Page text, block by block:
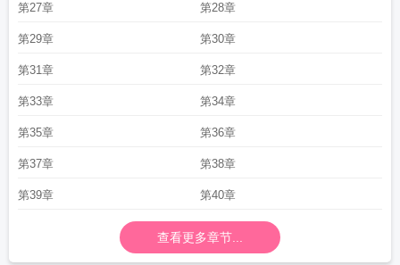
第27章 第28章
第29章 第30章
第31章 第32章
第33章 第34章
第35章 第36章
第37章 第38章
第39章 第40章
查看更多章节...